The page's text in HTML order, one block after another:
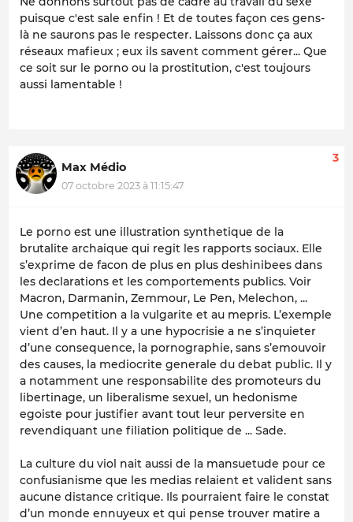
puisque c'est sale enfin ! Et de toutes façon ces gens-
là ne saurons pas le respecter. Laissons donc ça aux
réseaux mafieux ; eux ils savent comment gérer... Que
ce soit sur le porno ou la prostitution, c'est toujours
aussi lamentable !
Max Médio
07 octobre 2023 à 11:15:47
3
Le porno est une illustration synthetique de la
brutalite archaique qui regit les rapports sociaux. Elle
s’exprime de facon de plus en plus deshinibees dans
les declarations et les comportements publics. Voir
Macron, Darmanin, Zemmour, Le Pen, Melechon, ...
Une competition a la vulgarite et au mepris. L’exemple
vient d’en haut. Il y a une hypocrisie a ne s’inquieter
d’une consequence, la pornographie, sans s’emouvoir
des causes, la mediocrite generale du debat public. Il y
a notamment une responsabilite des promoteurs du
libertinage, un liberalisme sexuel, un hedonisme
egoiste pour justifier avant tout leur perversite en
revendiquant une filiation politique de ... Sade.
La culture du viol nait aussi de la mansuetude pour ce
confusianisme que les medias relaient et valident sans
aucune distance critique. Ils pourraient faire le constat
d’un monde ennuyeux et qui pense trouver matire a